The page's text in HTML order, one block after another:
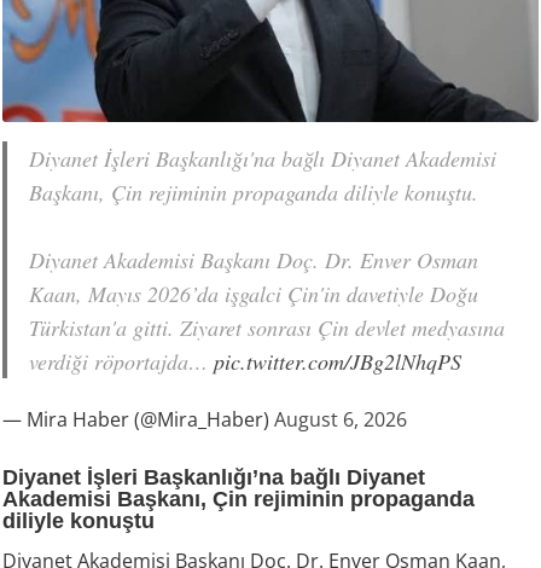
Diyanet İşleri Başkanlığı'na bağlı Diyanet Akademisi
Başkanı, Çin rejiminin propaganda diliyle konuştu.
Diyanet Akademisi Başkanı Doç. Dr. Enver Osman
Kaan, Mayıs 2026’da işgalci Çin'in davetiyle Doğu
Türkistan'a gitti. Ziyaret sonrası Çin devlet medyasına
verdiği röportajda…pic.twitter.com/JBg2lNhqPS
— Mira Haber (@Mira_Haber)August 6, 2026
Diyanet İşleri Başkanlığı’na bağlı Diyanet
Akademisi Başkanı, Çin rejiminin propaganda
diliyle konuştu
Diyanet Akademisi Başkanı Doç. Dr. Enver Osman Kaan,